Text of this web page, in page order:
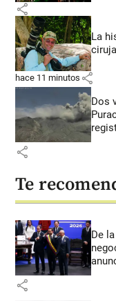
share
La
hace 11 minutos share
Dos
share
Te
De
share